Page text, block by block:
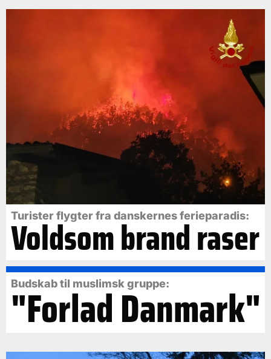
Turister flygter fra danskernes ferieparadis:
Voldsom brand raser
Budskab til muslimsk gruppe:
"Forlad Danmark"